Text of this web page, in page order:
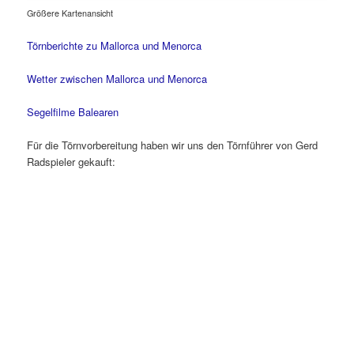
Größere Kartenansicht
Törnberichte zu Mallorca und Menorca
Wetter zwischen Mallorca und Menorca
Segelfilme Balearen
Für die Törnvorbereitung haben wir uns den Törnführer von Gerd
Radspieler gekauft: